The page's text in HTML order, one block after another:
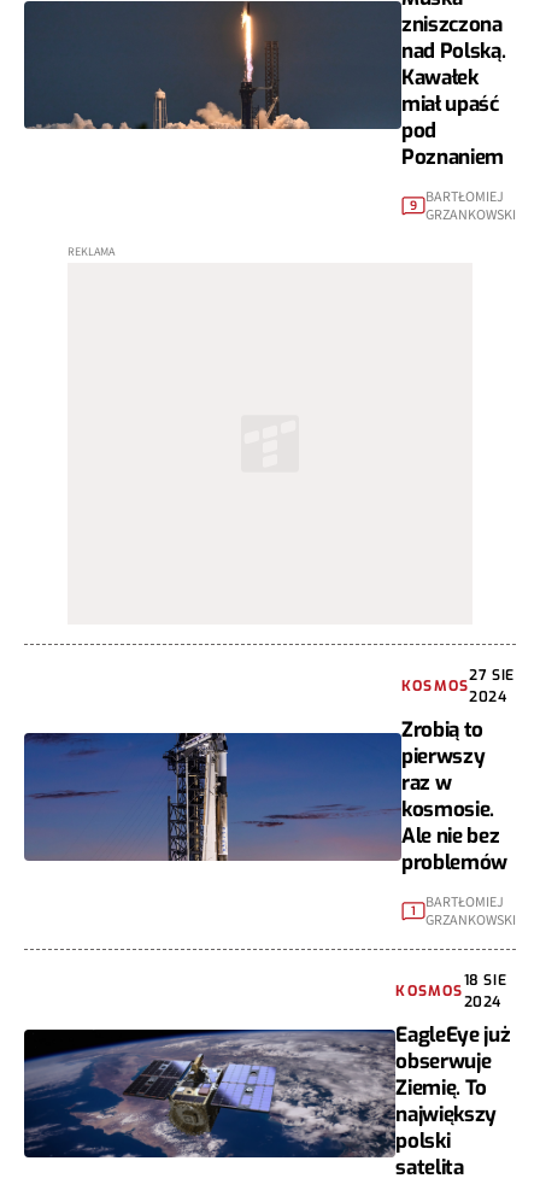
zniszczona
nad Polską.
Kawałek
miał upaść
pod
Poznaniem
9
BARTŁOMIEJ
GRZANKOWSKI
KOSMOS
27 SIE
2024
Zrobią to
pierwszy
raz w
kosmosie.
Ale nie bez
problemów
1
BARTŁOMIEJ
GRZANKOWSKI
KOSMOS
18 SIE
2024
EagleEye już
obserwuje
Ziemię. To
największy
polski
satelita